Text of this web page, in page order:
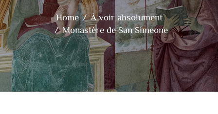
Home
À voir absolument
Monastère de San Simeone